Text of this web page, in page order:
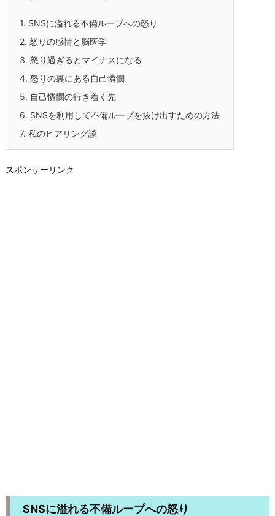
1. SNSに溢れる不備ループへの怒り
2. 怒りの感情と脳医学
3. 怒り過ぎるとマイナスになる
4. 怒りの裏にある自己憐憫
5. 自己憐憫の行き着く先
6. SNSを利用して不備ループを抜け出すための方法
7. 私のヒアリング談
スポンサーリンク
SNSに溢れる不備ループへの怒り